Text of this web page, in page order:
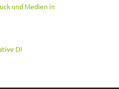
und Medien in
DI